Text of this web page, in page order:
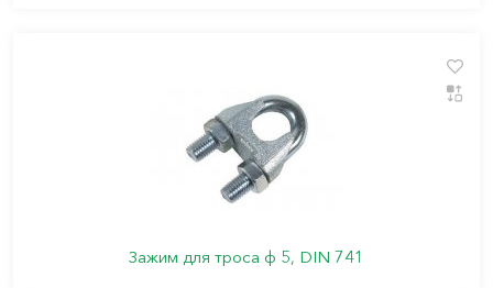
Зажим для троса ф 5, DIN 741